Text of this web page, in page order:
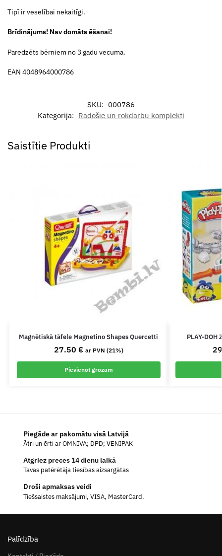
Tipī ir veselībai nekaitīgi.
Brīdinājums! Nav domāts ēšanai!
Paredzēts bērniem no 3 gadu vecuma.
EAN 4048964000786
SKU: 000786
Kategorija: Radošie un rokdarbu komplekti
Saistītie Produkti
Magnētiskā tāfele Magnetino Shapes Quercetti
27.50 € ar PVN (21%)
Pievienot grozam
PLAY-
Piegāde ar pakomātu visā Latvijā
Ātri un ērti ar OMNIVA; DPD; VENIPAK
Atgriez preces 14 dienu laikā
Tavas patērētāja tiesības aizsargātas
Droši apmaksas veidi
Tiešsaistes maksājumi, VISA, MasterCard.
Palīdzība